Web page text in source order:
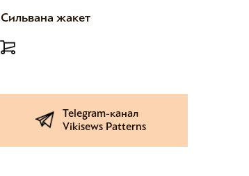
Сильвана жакет
Telegram-канал
Vikisews Patterns